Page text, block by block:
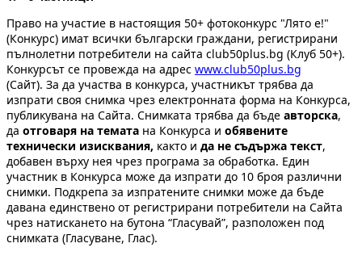
Право на участие в настоящия 50+ фотоконкурс "Лято е!"
(Конкурс) имат всички български граждани, регистрирани
пълнолетни потребители на сайта club50plus.bg (Клуб 50+).
Конкурсът се провежда на адрес www.club50plus.bg
(Сайт). За да участва в конкурса, участникът трябва да
изпрати своя снимка чрез електронната форма на Конкурса,
публикувана на Сайта. Снимката трябва да бъде авторска,
да отговаря на темата на Конкурса и обявените
технически изисквания, както и да не съдържа текст,
добавен върху нея чрез програма за обработка. Един
участник в Конкурса може да изпрати до 10 броя различни
снимки. Подкрепа за изпратените снимки може да бъде
давана единствено от регистрирани потребители на Сайта
чрез натискането на бутона “Гласувай”, разположен под
снимката (Гласуване, Глас).